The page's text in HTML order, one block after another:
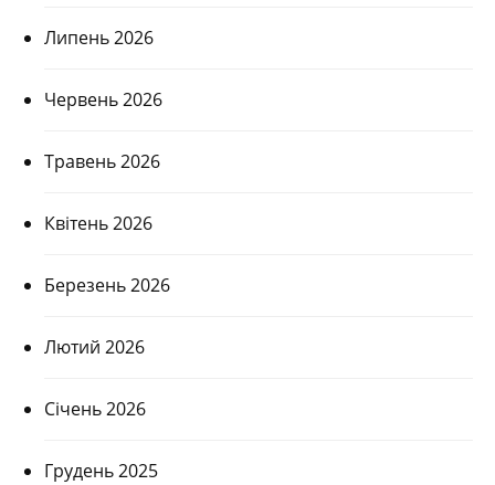
Липень 2026
Червень 2026
Травень 2026
Квітень 2026
Березень 2026
Лютий 2026
Січень 2026
Грудень 2025